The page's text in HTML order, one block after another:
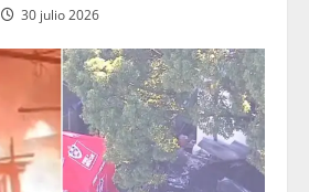
30 julio 2026